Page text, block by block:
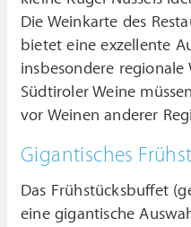
Die Weinkarte des
bietet eine exzellente
insbesondere regionale
Südtiroler Weine
vor Weinen anderer
Gigantisches
Das Frühstücksbuffet
eine gigantische